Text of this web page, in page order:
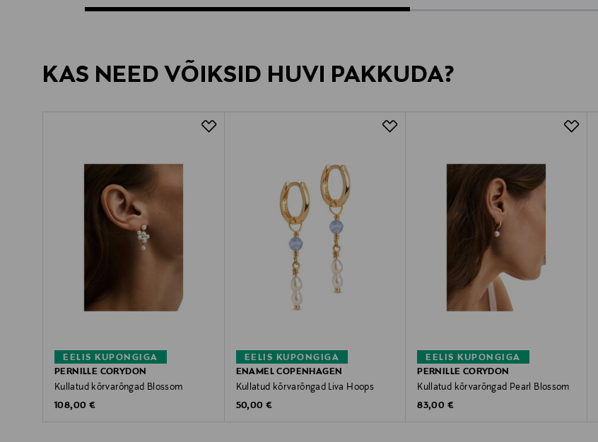
KAS NEED VÕIKSID HUVI PAKKUDA?
EELIS KUPONGIGA
PERNILLE CORYDON
Kullatud kõrvarõngad Blossom
Original Price
108,00 €
EELIS KUPONGIGA
ENAMEL COPENHAGEN
Kullatud kõrvarõngad Liva Hoops
Original Price
50,00 €
EELIS KUPONGIGA
PERNILLE CORYDON
Kullatud kõrvarõngad Pearl Blossom
Original Price
83,00 €